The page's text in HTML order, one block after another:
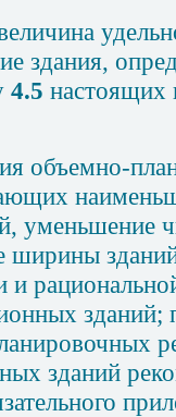
здания,
4.5 настоящих
объемно-
уменьшение
ширины
и
зданий;
зданий